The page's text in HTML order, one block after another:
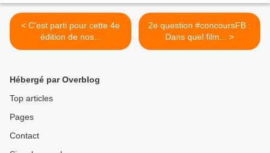
< C'est parti pour cette 4e
édition de nos...
2e question #concoursFB :
Dans quel film... >
Hébergé par Overblog
Top articles
Pages
Contact